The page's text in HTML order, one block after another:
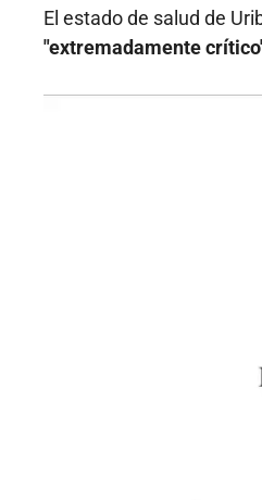
El estado de salud de
"extremadamente